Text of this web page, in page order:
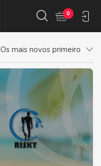
0
Os mais novos primeiro